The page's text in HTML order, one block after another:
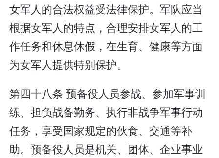
女军人的合法权益受法律保护。军队应当
根据女军人的特点，合理安排女军人的工
作任务和休息休假，在生育、健康等方面
为女军人提供特别保护。
第四十八条 预备役人员参战、参加军事训
练、担负战备勤务、执行非战争军事行动
任务，享受国家规定的伙食、交通等补
助。预备役人员是机关、团体、企业事业